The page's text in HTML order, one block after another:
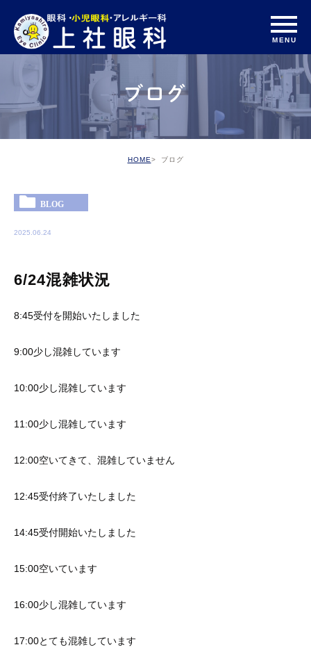
ブログ
HOME ブログ
BLOG
2025.06.24
6/24混雑状況
8:45受付を開始いたしました
9:00少し混雑しています
10:00少し混雑しています
11:00少し混雑しています
12:00空いてきて、混雑していません
12:45受付終了いたしました
14:45受付開始いたしました
15:00空いています
16:00少し混雑しています
17:00とても混雑しています